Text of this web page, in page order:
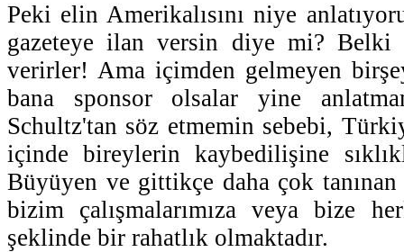
Peki elin Amerikalısını niye
gazeteye ilan versin diye mi? Belki
verirler! Ama içimden gelmeyen
bana sponsor olsalar yine
Schultz'tan söz etmemin sebebi,
içinde bireylerin kaybedilişine
Büyüyen ve gittikçe daha çok tanınan
bizim çalışmalarımıza veya bize
şeklinde bir rahatlık olmaktadır.